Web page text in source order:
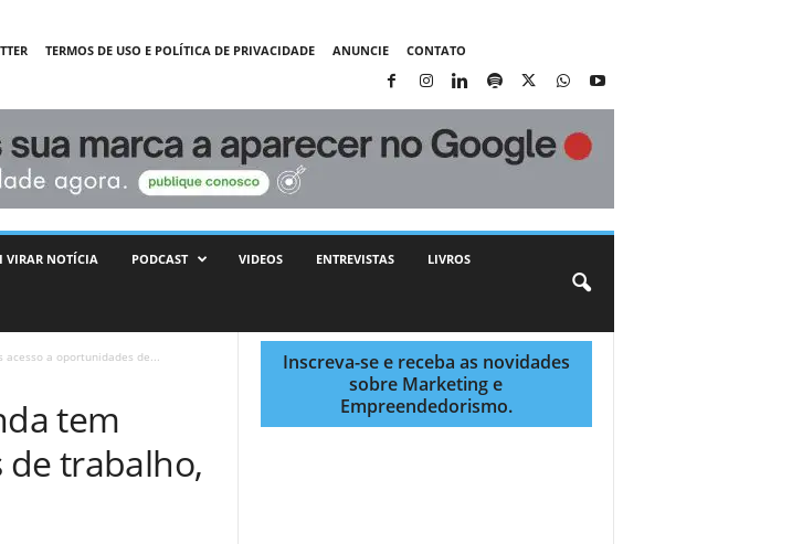
TERMOS DE USO E POLÍTICA DE PRIVACIDADE ANUNCIE CONTATO
VIRAR NOTÍCIA PODCAST VIDEOS ENTREVISTAS LIVROS
acesso a oportunidades de...
tem
de trabalho,
Inscreva-se e receba as novidades
sobre Marketing e
Empreendedorismo.